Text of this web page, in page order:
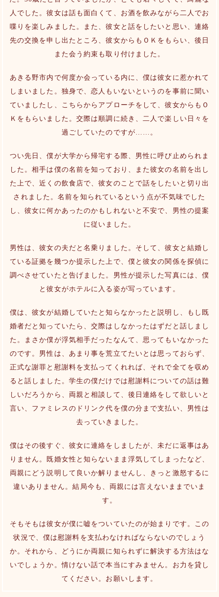
人でした。彼女は話も面白くて、お酒を飲みながら二人でお
喋りを楽しみました。また、彼女と話をしたいと思い、連絡
先の交換を申し出たところ、彼女からもＯＫをもらい、後日
また会う約束も取り付けました。
あきる野市内で何度か会っている内に、僕は彼女に惹かれて
しまいました。独身で、恋人もいないというのを事前に聞い
ていましたし、こちらからアプローチをして、彼女からもＯ
Ｋをもらいました。交際は順調に続き、二人で楽しい日々を
過ごしていたのですが……。
つい先日、僕が大学から帰宅する際、男性に呼び止められま
した。相手は僕の名前を知っており、また彼女の名前を出し
た上で、近くの飲食店で、彼女のことで話をしたいと切り出
されました。名前を知られているという点が不気味でした
し、彼女に何かあったのかもしれないと不安で、男性の提案
に従いました。
男性は、彼女の夫だと名乗りました。そして、彼女と結婚し
ている証拠を幾つか提示した上で、僕と彼女の関係を探偵に
調べさせていたと告げました。男性が提示した写真には、僕
と彼女がホテルに入る姿が写っています。
僕は、彼女が結婚していたと知らなかったと説明し、もし既
婚者だと知っていたら、交際はしなかったはずだと話しまし
た。まさか僕が浮気相手だったなんて、思ってもいなかった
のです。男性は、あまり事を荒立てたいとは思っておらず、
正式な謝罪と慰謝料を支払ってくれれば、それで全てを収め
ると話しました。学生の僕だけでは慰謝料についての話は難
しいだろうから、両親と相談して、後日連絡をして欲しいと
言い、ファミレスのドリンク代を僕の分まで支払い、男性は
去っていきました。
僕はその後すぐ、彼女に連絡をしましたが、未だに返事はあ
りません。既婚女性と知らないまま浮気してしまったなど、
両親にどう説明して良いか解りませんし、きっと激怒するに
違いありません。結局今も、両親には言えないままでいま
す。
そもそもは彼女が僕に嘘をついていたのが始まりです。この
状況で、僕は慰謝料を支払わなければならないのでしょう
か。それから、どうにか両親に知られずに解決する方法はな
いでしょうか。情けない話で本当にすみません。お力を貸し
てください。お願いします。